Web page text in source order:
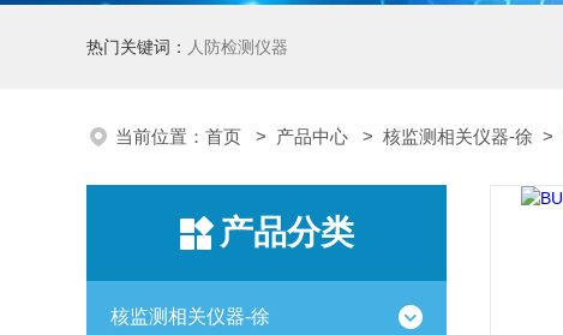
热门关键词： 人防检测仪器
当前位置： 首页 > 产品中心 > 核监测相关仪器-徐 >
产品分类
核监测相关仪器-徐